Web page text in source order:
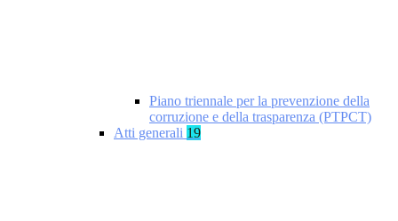
Piano triennale per la prevenzione della
corruzione e della trasparenza (PTPCT)
Atti generali 19